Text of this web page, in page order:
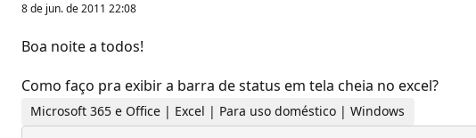
8 de jun. de 2011 22:08
Boa noite a todos!
Como faço pra exibir a barra de status em tela cheia no excel?
Microsoft 365 e Office | Excel | Para uso doméstico | Windows